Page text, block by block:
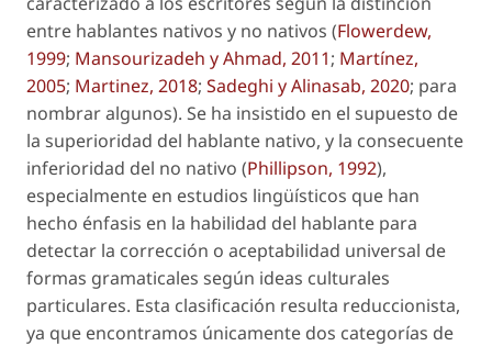
entre hablantes nativos y no nativos (Flowerdew,
1999; Mansourizadeh y Ahmad, 2011; Martínez,
2005; Martinez, 2018; Sadeghi y Alinasab, 2020; para
nombrar algunos). Se ha insistido en el supuesto de
la superioridad del hablante nativo, y la consecuente
inferioridad del no nativo (Phillipson, 1992),
especialmente en estudios lingüísticos que han
hecho énfasis en la habilidad del hablante para
detectar la corrección o aceptabilidad universal de
formas gramaticales según ideas culturales
particulares. Esta clasificación resulta reduccionista,
ya que encontramos únicamente dos categorías de